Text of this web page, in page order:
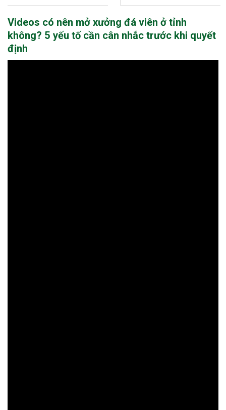
sao
là:
tại
1,000 ₫.
sao
là:
tại
Videos có nên mở xưởng đá viên ở tỉnh
không? 5 yếu tố cần cân nhắc trước khi quyết
định